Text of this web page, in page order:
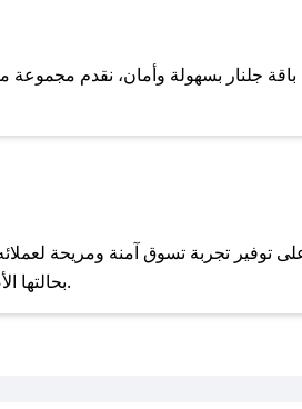
جلنار بسهولة وأمان، نقدم مجموعة
بحالتها الأصلية وغير مستخدمة. يمكنك تقديم طلب الإرجاع بسهولة عبر موقعنا الإلكتروني أو من خلال خدمة العملاء.